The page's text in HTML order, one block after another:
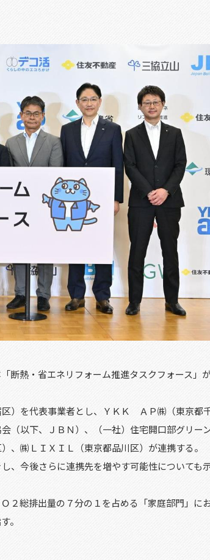
断熱・省エネリフォーム推進タスクフォース」
）を代表事業者とし、ＹＫＫ ＡＰ㈱（東京都
（以下、ＪＢＮ）、（一社）住宅開口部グリー
、㈱ＬＩＸＩＬ（東京都品川区）が連携する。
、今後さらに連携先を増やす可能性についても
２総排出量の７分の１を占める「家庭部門」に
。